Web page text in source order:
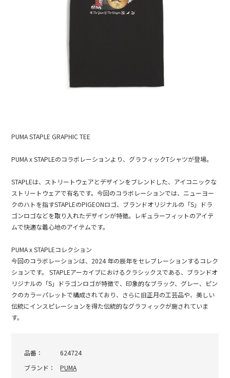
PUMA STAPLE GRAPHIC TEE
PUMA x STAPLEのコラボレーションより、グラフィックTシャツが登場。
STAPLEは、ストリートウェアとデザインをブレンドした、アイコニックな
ストリートウェアで有名です。今回のコラボレーションでは、ニューヨー
クのハトを指すSTAPLEのPIGEONロゴ、ブランドオリジナルの「S」ドラ
ゴンロゴなどを取り入れたデザインが特徴。レギュラーフィットのアイテ
ムで快適な着心地のアイテムです。
PUMA x STAPLEコレクション
今回のコラボレーションは、2024 年の辰年をセレブレーションするコレク
ションです。 STAPLEアーカイブにおけるクラシックスである、ブランドオ
リジナルの「S」ドラゴンロゴが特徴で、印象的なブラック、グレー、ピン
クのカラーパレットで構成されており、さらに旧正月の工芸品や、美しい
伝統にインスピレーションを得た伝統的なグラフィックが施されていま
す。
品番：
624724
ブランド：
PUMA